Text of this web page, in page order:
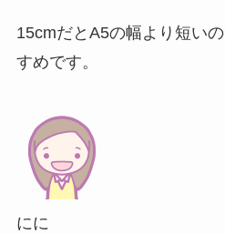
15cmだとA5の幅より短い
すめです。
にに